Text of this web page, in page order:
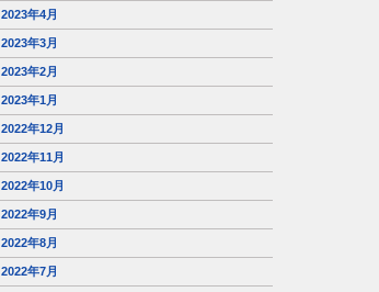
2023年4月
2023年3月
2023年2月
2023年1月
2022年12月
2022年11月
2022年10月
2022年9月
2022年8月
2022年7月